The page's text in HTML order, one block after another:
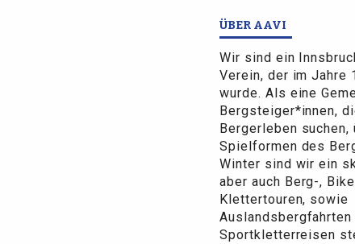
ÜBER AAVI
Wir sind ein
Verein, der im Jahre
wurde. Als eine
Bergsteiger*innen,
Bergerleben
Spielformen des
Winter sind wir ein
aber auch Berg-,
Klettertouren, sowie
Auslandsbergfahrten
Sportkletterreisen